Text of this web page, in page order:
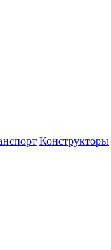
Конструкторы